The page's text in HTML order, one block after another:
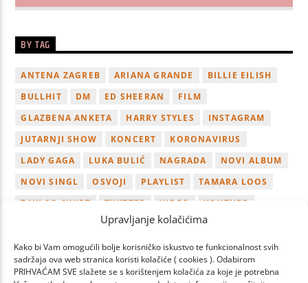
Upravljanje kolačićima
Kako bi Vam omogućili bolje korisničko iskustvo te funkcionalnost svih
sadržaja ova web stranica koristi kolačiće ( cookies ). Odabirom
PRIHVAĆAM SVE slažete se s korištenjem kolačića za koje je potrebna
BY TAG
ANTENA ZAGREB ARIANA GRANDE
BILLIE EILISH
BULLHIT
DM ED SHEERAN
FILM
GLAZBENA ANKETA
HARRY STYLES
INSTAGRAM
JUTARNJI SHOW
KONCERT
KORONAVIRUS
LADY GAGA
LUKA BULIĆ NAGRADA
NOVI ALBUM
NOVI SINGL
OSVOJI PLAYLIST
TAMARA LOOS
TAYLOR SWIFT
TWITTER VIDEO
YOUTUBE